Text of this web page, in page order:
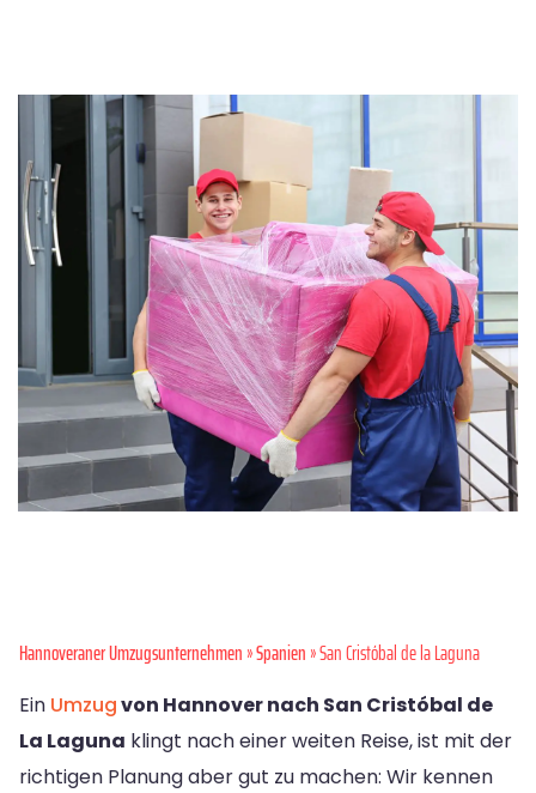
Hannoveraner Umzugsunternehmen»Spanien» San Cristóbal de la Laguna
Ein Umzugvon Hannover nach San Cristóbal de
La Laguna klingt nach einer weiten Reise, ist mit der
richtigen Planung aber gut zu machen: Wir kennen